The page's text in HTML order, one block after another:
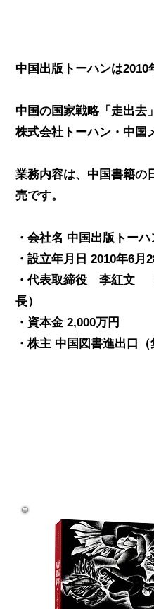
中国出版トーハンは2010
中国の国家戦略「走出去
株式会社トーハン ・中
業務内容は、中国書籍の
売です。
・会社名 中国出版トー
・設立年月日 2010年6月
・代表取締役 李紅文
長）
・資本金 2,000万円
・株主 中国図書進出口